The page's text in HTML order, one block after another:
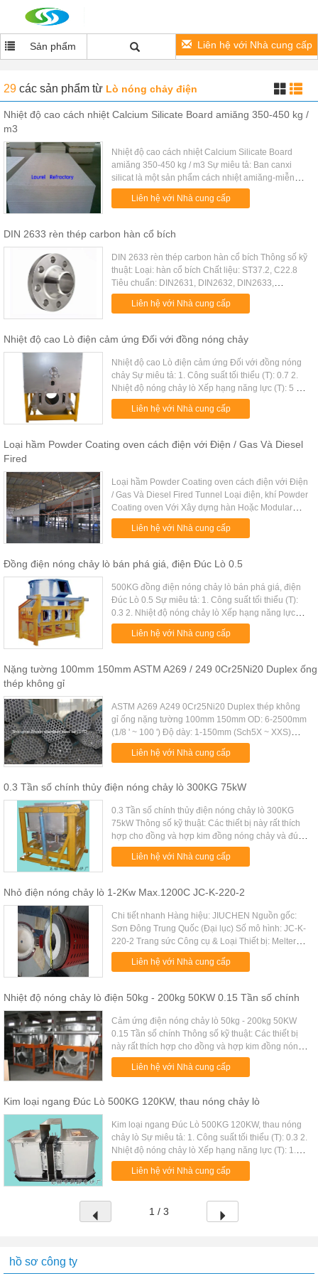
Sản phẩm Liên hệ với Nhà cung cấp
29 các sản phẩm từ Lò nóng chảy điện
Nhiệt độ cao cách nhiệt Calcium Silicate Board amiăng 350-450 kg /
m3
Nhiệt độ cao cách nhiệt Calcium Silicate Board
amiăng 350-450 kg / m3 Sự miêu tả: Ban canxi
silicat là một sản phẩm cách nhiệt amiăng-miễn
phí mà có thể chịu được nhiệt độ hoạt động liên
tục từ 650C lên to1100C...
Liên hệ với Nhà cung cấp
DIN 2633 rèn thép carbon hàn cổ bích
DIN 2633 rèn thép carbon hàn cổ bích Thông số kỹ
thuật: Loại: hàn cổ bích Chất liệu: ST37.2, C22.8
Tiêu chuẩn: DIN2631, DIN2632, DIN2633,
DIN2634, DIN2635 Áp suất: PN6, PN10, PN16,
PN25, PN40, PN63 Kích thước: ...
Liên hệ với Nhà cung cấp
Nhiệt độ cao Lò điện cảm ứng Đối với đồng nóng chảy
Nhiệt độ cao Lò điện cảm ứng Đối với đồng nóng
chảy Sự miêu tả: 1. Công suất tối thiểu (T): 0.7 2.
Nhiệt độ nóng chảy lò Xếp hạng năng lực (T): 5 3.
Xếp hạng điện áp (V): 380 Số 4. Giai đoạn: 3 5.
Tần số đầu v...
Liên hệ với Nhà cung cấp
Loại hầm Powder Coating oven cách điện với Điện / Gas Và Diesel
Fired
Loại hầm Powder Coating oven cách điện với Điện
/ Gas Và Diesel Fired Tunnel Loại điện, khí Powder
Coating oven Với Xây dựng hàn Hoặc Modular
Nhanh Chi tiết: 1. hàn hoặc mô-đun xây dựng với
chất lượng cao MS B...
Liên hệ với Nhà cung cấp
Đồng điện nóng chảy lò bán phá giá, điện Đúc Lò 0.5
500KG đồng điện nóng chảy lò bán phá giá, điện
Đúc Lò 0.5 Sự miêu tả: 1. Công suất tối thiểu (T):
0.3 2. Nhiệt độ nóng chảy lò Xếp hạng năng lực
(T): 1.8 3. Năng lực Tổ chức Furnace Rated (T): 3
4. Xếp hạng đi...
Liên hệ với Nhà cung cấp
Nặng tường 100mm 150mm ASTM A269 / 249 0Cr25Ni20 Duplex ống
thép không gỉ
ASTM A269 A249 0Cr25Ni20 Duplex thép không
gỉ ống nặng tường 100mm 150mm OD: 6-2500mm
(1/8 ' ~ 100 ') Độ dày: 1-150mm (Sch5X ~ XXS)
Chiều dài: 1m-12m, hoặc như nhu cầu của bạn
Công nghệ: cán nóng hoặc lạnh rút ...
Liên hệ với Nhà cung cấp
0.3 Tần số chính thủy điện nóng chảy lò 300KG 75kW
0.3 Tần số chính thủy điện nóng chảy lò 300KG
75kW Thông số kỹ thuật: Các thiết bị này rất thích
hợp cho đồng và hợp kim đồng nóng chảy và đúc.
Kiểu Nội dung (t) Ele. Công suất (KW) Điện áp (V)
Nhiệt độ (° C) ...
Liên hệ với Nhà cung cấp
Nhỏ điện nóng chảy lò 1-2Kw Max.1200C JC-K-220-2
Chi tiết nhanh Hàng hiệu: JIUCHEN Nguồn gốc:
Sơn Đông Trung Quốc (Đại lục) Số mô hình: JC-K-
220-2 Trang sức Công cụ & Loại Thiết bị: Melter
Trang sức Max Temp: 2192 F (1200 độ C) Tốc độ
nóng chảy: 15 phút Sức ...
Liên hệ với Nhà cung cấp
Nhiệt độ nóng chảy lò điện 50kg - 200kg 50KW 0.15 Tần số chính
Cảm ứng điện nóng chảy lò 50kg - 200kg 50KW
0.15 Tần số chính Thông số kỹ thuật: Các thiết bị
này rất thích hợp cho đồng và hợp kim đồng nóng
chảy và đúc. Kiểu Nội dung (t) Ele. Công suất (KW)
Điện áp (V) Nhiệt ...
Liên hệ với Nhà cung cấp
Kim loại ngang Đúc Lò 500KG 120KW, thau nóng chảy lò
Kim loại ngang Đúc Lò 500KG 120KW, thau nóng
chảy lò Sự miêu tả: 1. Công suất tối thiểu (T): 0.3 2.
Nhiệt độ nóng chảy lò Xếp hạng năng lực (T): 1.8
3. Năng lực Tổ chức Furnace Rated (T): 3 4. Xếp
hạng điện áp ...
Liên hệ với Nhà cung cấp
1 / 3
hồ sơ công ty